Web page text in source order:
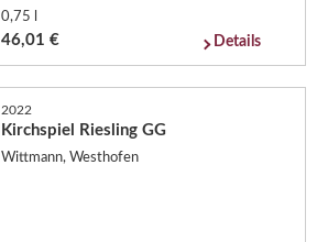
0,75 l
46,01 € Details
2022
Kirchspiel Riesling GG
Wittmann, Westhofen